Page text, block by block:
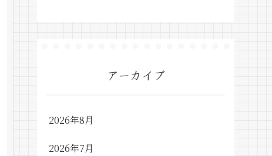
アーカイブ
2026年8月
2026年7月